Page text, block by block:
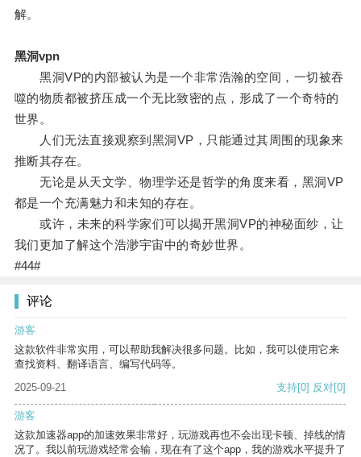
解。
黑洞vpn
黑洞VP的内部被认为是一个非常浩瀚的空间，一切被吞
噬的物质都被挤压成一个无比致密的点，形成了一个奇特的
世界。
人们无法直接观察到黑洞VP，只能通过其周围的现象来
推断其存在。
无论是从天文学、物理学还是哲学的角度来看，黑洞VP
都是一个充满魅力和未知的存在。
或许，未来的科学家们可以揭开黑洞VP的神秘面纱，让
我们更加了解这个浩渺宇宙中的奇妙世界。
#44#
评论
游客
这款软件非常实用，可以帮助我解决很多问题。比如，我可以使用它来
查找资料、翻译语言、编写代码等。
2025-09-21
支持[0] 反对[0]
游客
这款加速器app的加速效果非常好，玩游戏再也不会出现卡顿、掉线的情
况了。我以前玩游戏经常会输，现在有了这个app，我的游戏水平提升了